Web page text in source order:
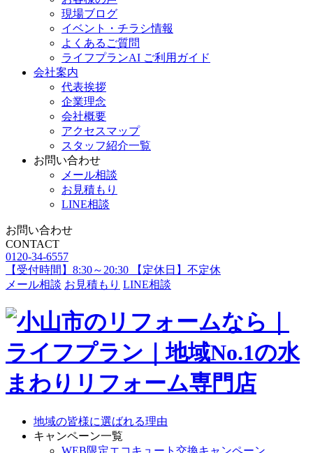
現場ブログ
イベント・チラシ情報
よくあるご質問
ライフプランAI ご利用ガイド
会社案内
代表挨拶
企業理念
会社概要
アクセスマップ
スタッフ紹介一覧
お問い合わせ
メール相談
お見積もり
LINE相談
お問い合わせ
CONTACT
0120-34-6557
【受付時間】8:30～20:30 【定休日】不定休
メール相談 お見積もり LINE相談
地域の皆様に選ばれる理由
キャンペーン一覧
WEB限定エコキュート交換キャンペーン